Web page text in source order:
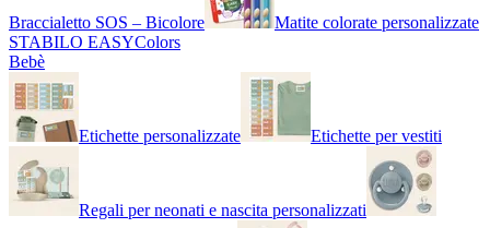
Braccialetto SOS – Bicolore
Matite colorate personalizzate
STABILO EASYColors
Bebè
Etichette personalizzate Etichette per vestiti
Regali per neonati e nascita personalizzati